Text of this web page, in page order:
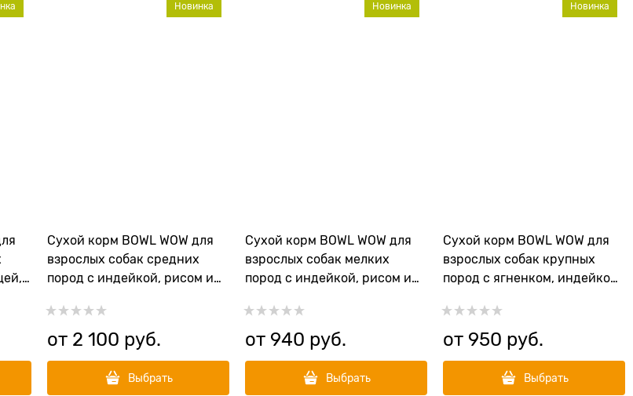
Сухой корм BOWL WOW для
взрослых собак средних
пород с индейкой, рисом и
Новинка
от 2 100 руб.
Выбрать
Сухой корм BOWL WOW для
взрослых собак мелких
пород с индейкой, рисом и
Новинка
от 940 руб.
Выбрать
Сухой корм BOWL WOW для
взрослых собак крупных
пород с ягненком, индейкой,
Новинка
от 950 руб.
Выбрать